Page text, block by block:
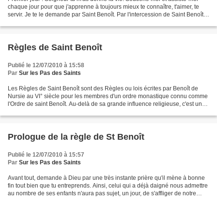
chaque jour pour que j'apprenne à toujours mieux te connaître, t'aimer, te
servir. Je te le demande par Saint Benoît. Par l'intercession de Saint Benoît,
Règles de Saint Benoît
Publié le 12/07/2010 à 15:58
Par Sur les Pas des Saints
Les Règles de Saint Benoît sont des Règles ou lois écrites par Benoît de
Nursie au VI° siècle pour les membres d'un ordre monastique connu comme
l'Ordre de saint Benoît. Au-delà de sa grande influence religieuse, c'est un
Prologue de la règle de St Benoît
Publié le 12/07/2010 à 15:57
Par Sur les Pas des Saints
Avant tout, demande à Dieu par une très instante prière qu'il mène à bonne
fin tout bien que tu entreprends. Ainsi, celui qui a déjà daigné nous admettre
au nombre de ses enfants n'aura pas sujet, un jour, de s'affliger de notre